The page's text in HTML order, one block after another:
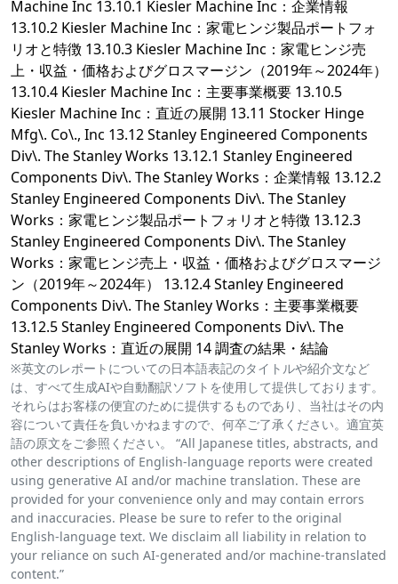
Machine Inc 13.10.1 Kiesler Machine Inc：企業情報
13.10.2 Kiesler Machine Inc：家電ヒンジ製品ポートフォ
リオと特徴 13.10.3 Kiesler Machine Inc：家電ヒンジ売
上・収益・価格およびグロスマージン（2019年～2024年）
13.10.4 Kiesler Machine Inc：主要事業概要 13.10.5
Kiesler Machine Inc：直近の展開 13.11 Stocker Hinge
Mfg\. Co\., Inc 13.12 Stanley Engineered Components
Div\. The Stanley Works 13.12.1 Stanley Engineered
Components Div\. The Stanley Works：企業情報 13.12.2
Stanley Engineered Components Div\. The Stanley
Works：家電ヒンジ製品ポートフォリオと特徴 13.12.3
Stanley Engineered Components Div\. The Stanley
Works：家電ヒンジ売上・収益・価格およびグロスマージ
ン（2019年～2024年） 13.12.4 Stanley Engineered
Components Div\. The Stanley Works：主要事業概要
13.12.5 Stanley Engineered Components Div\. The
Stanley Works：直近の展開 14 調査の結果・結論
※英文のレポートについての日本語表記のタイトルや紹介文など
は、すべて生成AIや自動翻訳ソフトを使用して提供しております。
それらはお客様の便宜のために提供するものであり、当社はその内
容について責任を負いかねますので、何卒ご了承ください。適宜英
語の原文をご参照ください。 “All Japanese titles, abstracts, and
other descriptions of English-language reports were created
using generative AI and/or machine translation. These are
provided for your convenience only and may contain errors
and inaccuracies. Please be sure to refer to the original
English-language text. We disclaim all liability in relation to
your reliance on such AI-generated and/or machine-translated
content.”